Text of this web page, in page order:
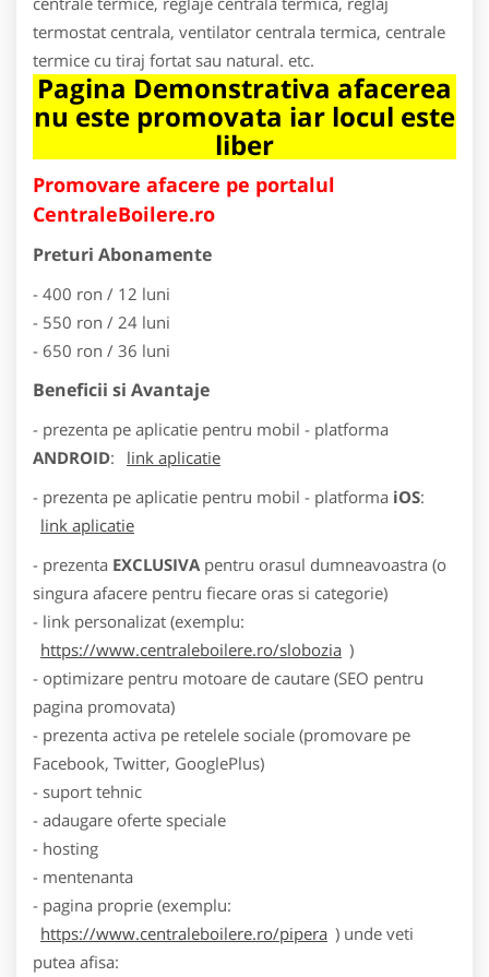
termostat centrala, ventilator centrala termica, centrale
termice cu tiraj fortat sau natural. etc.
Pagina Demonstrativa afacerea
nu este promovata iar locul este
liber
Promovare afacere pe portalul
CentraleBoilere.ro
Preturi Abonamente
- 400 ron / 12 luni
- 550 ron / 24 luni
- 650 ron / 36 luni
Beneficii si Avantaje
- prezenta pe aplicatie pentru mobil - platforma
ANDROID:
link aplicatie
- prezenta pe aplicatie pentru mobil - platforma iOS:
link aplicatie
- prezenta EXCLUSIVA pentru orasul dumneavoastra (o
singura afacere pentru fiecare oras si categorie)
- link personalizat (exemplu:
https://www.centraleboilere.ro/slobozia )
- optimizare pentru motoare de cautare (SEO pentru
pagina promovata)
- prezenta activa pe retelele sociale (promovare pe
Facebook, Twitter, GooglePlus)
- suport tehnic
- adaugare oferte speciale
- hosting
- mentenanta
- pagina proprie (exemplu:
https://www.centraleboilere.ro/pipera ) unde veti
putea afisa: